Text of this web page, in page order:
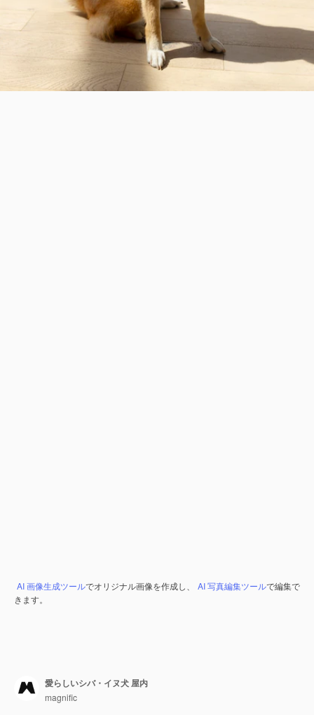
AI 画像生成ツールでオリジナル画像を作成し、 AI 写真編集ツールで編集で
きます。
愛らしいシバ・イヌ犬 屋内
magnific